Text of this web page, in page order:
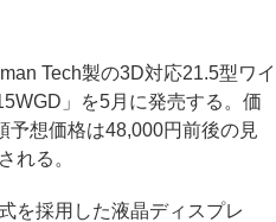
Tech製の3D対応21.5型ワイ
」を5月に発売する。価
予想価格は48,000円前後の見
れる。
を採用した液晶ディスプレ